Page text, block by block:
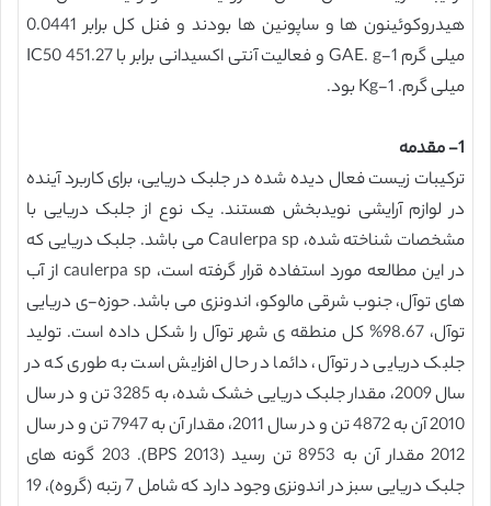
هیدروکوئینون ها و ساپونین ها بودند و فنل کل برابر 0.0441
میلی گرم GAE. g-1 و فعالیت آنتی اکسیدانی برابر با IC50 451.27
میلی گرم. Kg-1 بود.
1- مقدمه
ترکیبات زیست فعال دیده شده در جلبک دریایی، برای کاربرد آینده
در لوازم آرایشی نویدبخش هستند. یک نوع از جلبک دریایی با
مشخصات شناخته شده، Caulerpa sp می باشد. جلبک دریایی که
در این مطالعه مورد استفاده قرار گرفته است، caulerpa sp از آب
های توآل، جنوب شرقی مالوکو، اندونزی می باشد. حوزه-ی دریایی
توآل، 98.67% کل منطقه ی شهر توآل را شکل داده است. تولید
جلبک دریایی در توآل، دائما در حال افزایش است به طوری که در
سال 2009، مقدار جلبک دریایی خشک شده، به 3285 تن و در سال
2010 آن به 4872 تن و در سال 2011، مقدار آن به 7947 تن و در سال
2012 مقدار آن به 8953 تن رسید (BPS 2013). 203 گونه های
جلبک دریایی سبز در اندونزی وجود دارد که شامل 7 رتبه (گروه)، 19